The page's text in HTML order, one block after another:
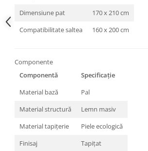
Dimensiune pat
170 x 210 cm
Compatibilitate saltea
160 x 200 cm
Componente
Componentă
Specificație
Material bază
Pal
Material structură
Lemn masiv
Material tapițerie
Piele ecologică
Finisaj
Tapițat